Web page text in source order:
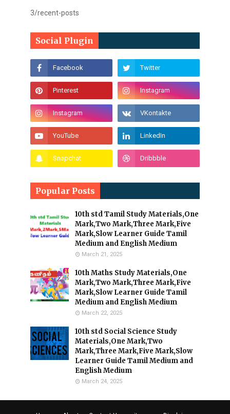
3/recent-posts
Social Plugin
Popular Posts
10th std Tamil Study Materials,One
Mark,Two Mark,Three Mark,Five
Mark,Slow Learner Guide Tamil
Medium and English Medium
March 21, 2025
10th Maths Study Materials,One
Mark,Two Mark,Three Mark,Five
Mark,Slow Learner Guide Tamil
Medium and English Medium
March 22, 2025
10th std Social Science Study
Materials,One Mark,Two
Mark,Three Mark,Five Mark,Slow
Learner Guide Tamil Medium and
English Medium
March 24, 2025